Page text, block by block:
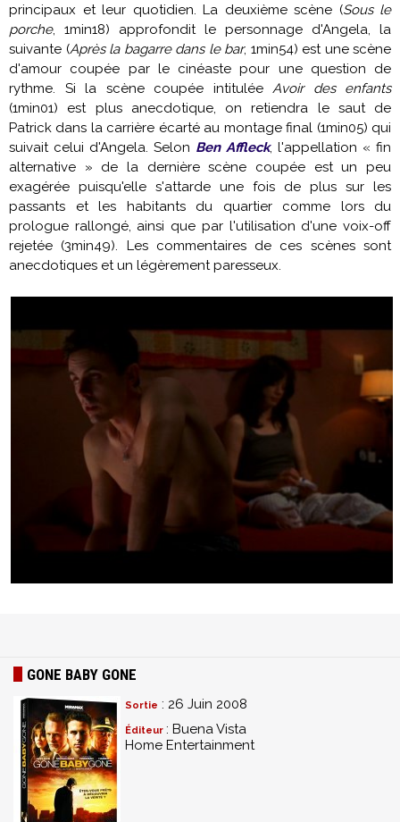
principaux et leur quotidien. La deuxième scène (Sous le
porche, 1min18) approfondit le personnage d'Angela, la
suivante (Après la bagarre dans le bar, 1min54) est une scène
d'amour coupée par le cinéaste pour une question de
rythme. Si la scène coupée intitulée Avoir des enfants
(1min01) est plus anecdotique, on retiendra le saut de
Patrick dans la carrière écarté au montage final (1min05) qui
suivait celui d'Angela. Selon Ben Affleck, l'appellation « fin
alternative » de la dernière scène coupée est un peu
exagérée puisqu'elle s'attarde une fois de plus sur les
passants et les habitants du quartier comme lors du
prologue rallongé, ainsi que par l'utilisation d'une voix-off
rejetée (3min49). Les commentaires de ces scènes sont
anecdotiques et un légèrement paresseux.
GONE BABY GONE
Sortie : 26 Juin 2008
Éditeur : Buena Vista
Home Entertainment